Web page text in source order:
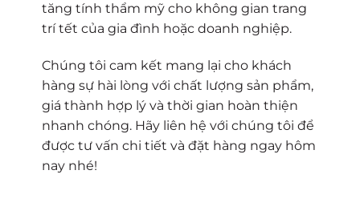
tăng tính thẩm mỹ cho không gian trang
trí tết của gia đình hoặc doanh nghiệp.
Chúng tôi cam kết mang lại cho khách
hàng sự hài lòng với chất lượng sản phẩm,
giá thành hợp lý và thời gian hoàn thiện
nhanh chóng. Hãy liên hệ với chúng tôi để
được tư vấn chi tiết và đặt hàng ngay hôm
nay nhé!